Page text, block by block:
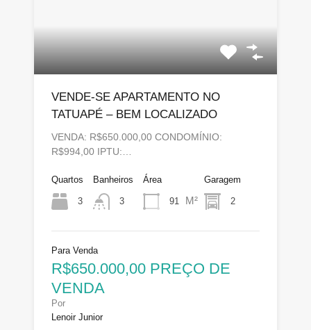
VENDE-SE APARTAMENTO NO
TATUAPÉ – BEM LOCALIZADO
VENDA: R$650.000,00 CONDOMÍNIO:
R$994,00 IPTU:…
Quartos
3
Banheiros
3
Área
91 M²
Garagem
2
Para Venda
R$650.000,00 PREÇO DE
VENDA
Por
Lenoir Junior